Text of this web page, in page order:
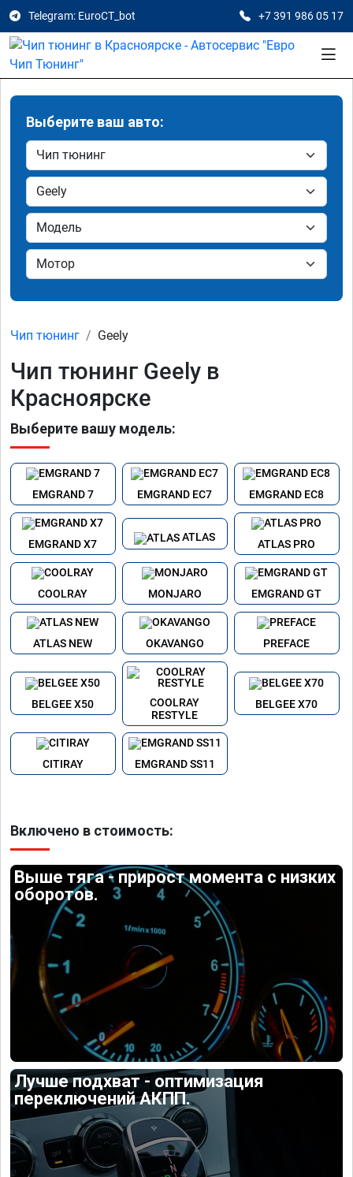
Telegram: EuroCT_bot +7 391 986 05 17
Выберите ваш авто:
Чип тюнинг Geely
Чип тюнинг Geely в
Красноярске
Выберите вашу модель:
EMGRAND 7 EMGRAND EC7 EMGRAND EC8
EMGRAND X7
ATLAS
ATLAS PRO
COOLRAY MONJARO EMGRAND GT
ATLAS NEW OKAVANGO PREFACE
BELGEE X50
COOLRAY
RESTYLE
BELGEE X70
CITIRAY EMGRAND SS11
Включено в стоимость:
Выше тяга - прирост момента с низких
оборотов.
Лучше подхват - оптимизация
переключений АКПП.